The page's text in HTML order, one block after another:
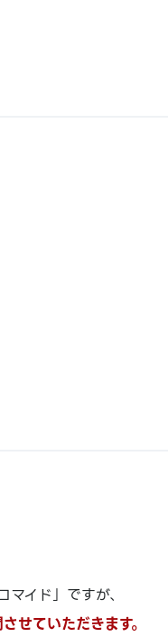
イド」ですが、
せていただきます。